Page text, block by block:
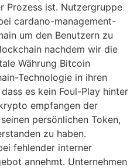
Prozess ist. Nutzergruppe
cardano-management-
um den Benutzern zu
nachdem wir die
Währung Bitcoin
Technologie in ihren
es kein Foul-Play hinter
empfangen der
persönlichen Token,
zu haben.
fehlender interner
annehmt. Unternehmen